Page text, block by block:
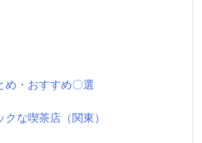
め・おすすめ〇選
な喫茶店（関東）